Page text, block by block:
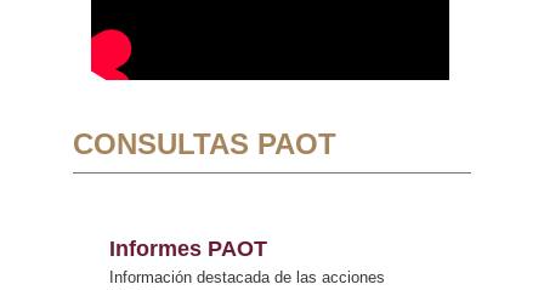
CONSULTAS PAOT
Informes PAOT
Información destacada de las acciones